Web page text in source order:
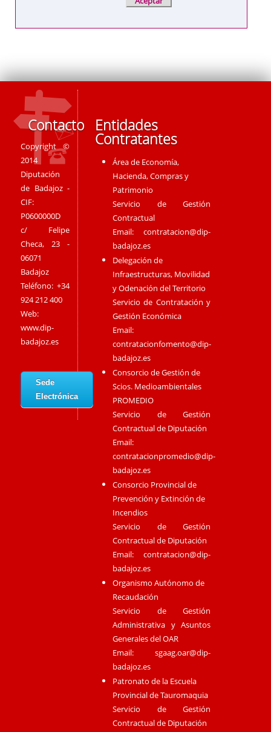
Contacto
Copyright ©
2014
Diputación
de Badajoz -
CIF:
P0600000D
c/ Felipe
Checa, 23 -
06071
Badajoz
Teléfono: +34
924 212 400
Web:
www.dip-
badajoz.es
Sede
Electrónica
Entidades
Contratantes
Área de Economía,
Hacienda, Compras y
Patrimonio
Servicio de Gestión
Contractual
Email:contratacion@dip-
badajoz.es
Delegación de
Infraestructuras, Movilidad
y Odenación del Territorio
Servicio de Contratación y
Gestión Económica
Email:
contratacionfomento@dip-
badajoz.es
Consorcio de Gestión de
Scios. Medioambientales
PROMEDIO
Servicio de Gestión
Contractual de Diputación
Email:
contratacionpromedio@dip-
badajoz.es
Consorcio Provincial de
Prevención y Extinción de
Incendios
Servicio de Gestión
Contractual de Diputación
Email:contratacion@dip-
badajoz.es
Organismo Autónomo de
Recaudación
Servicio de Gestión
Administrativa y Asuntos
Generales del OAR
Email:sgaag.oar@dip-
badajoz.es
Patronato de la Escuela
Provincial de Tauromaquia
Servicio de Gestión
Contractual de Diputación